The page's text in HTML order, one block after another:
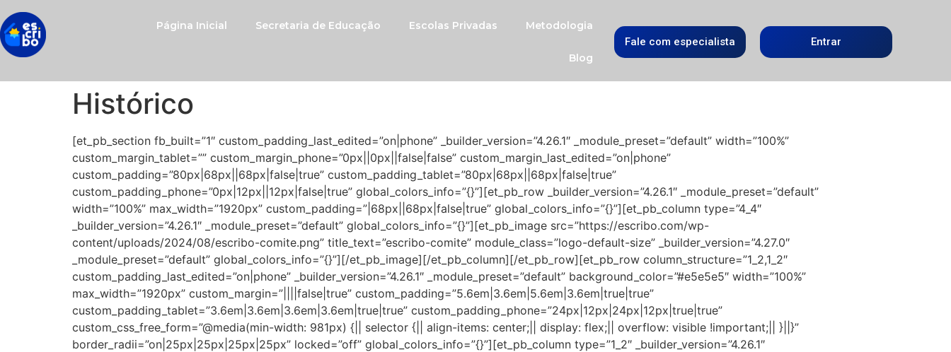
Página Inicial Secretaria de Educação Escolas Privadas Metodologia
Blog
Fale com especialista Entrar
Histórico
[et_pb_section fb_built=”1″ custom_padding_last_edited=”on|phone” _builder_version=”4.26.1″ _module_preset=”default” width=”100%”
custom_margin_tablet=”” custom_margin_phone=”0px||0px||false|false” custom_margin_last_edited=”on|phone”
custom_padding=”80px|68px||68px|false|true” custom_padding_tablet=”80px|68px||68px|false|true”
custom_padding_phone=”0px|12px||12px|false|true” global_colors_info=”{}”][et_pb_row _builder_version=”4.26.1″ _module_preset=”default”
width=”100%” max_width=”1920px” custom_padding=”|68px||68px|false|true” global_colors_info=”{}”][et_pb_column type=”4_4″
_builder_version=”4.26.1″ _module_preset=”default” global_colors_info=”{}”][et_pb_image src=”https://escribo.com/wp-
content/uploads/2024/08/escribo-comite.png” title_text=”escribo-comite” module_class=”logo-default-size” _builder_version=”4.27.0″
_module_preset=”default” global_colors_info=”{}”][/et_pb_image][/et_pb_column][/et_pb_row][et_pb_row column_structure=”1_2,1_2″
custom_padding_last_edited=”on|phone” _builder_version=”4.26.1″ _module_preset=”default” background_color=”#e5e5e5″ width=”100%”
max_width=”1920px” custom_margin=”||||false|true” custom_padding=”5.6em|3.6em|5.6em|3.6em|true|true”
custom_padding_tablet=”3.6em|3.6em|3.6em|3.6em|true|true” custom_padding_phone=”24px|12px|24px|12px|true|true”
custom_css_free_form=”@media(min-width: 981px) {|| selector {|| align-items: center;|| display: flex;|| overflow: visible !important;|| }||}”
border_radii=”on|25px|25px|25px|25px” locked=”off” global_colors_info=”{}”][et_pb_column type=”1_2″ _builder_version=”4.26.1″